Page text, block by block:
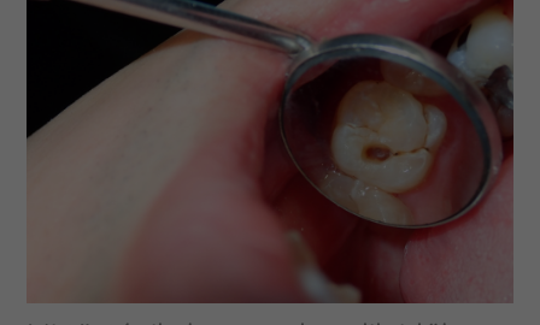
All-on-4: Mikor lesz jó választás?